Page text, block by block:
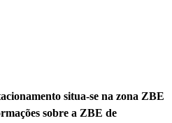
situa-se na zona ZBE
sobre a ZBE de